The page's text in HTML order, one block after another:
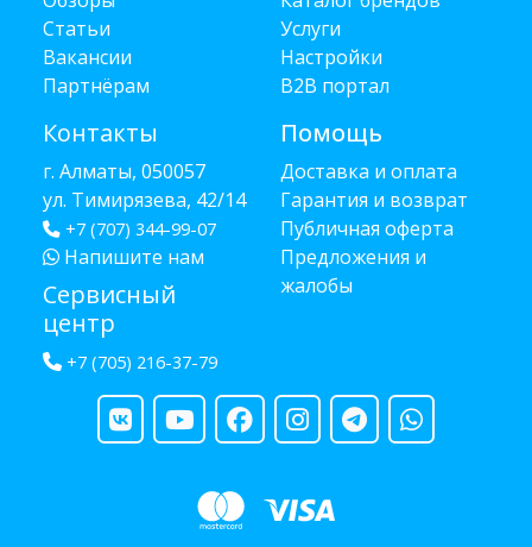
Статьи
Вакансии
Партнёрам
Контакты
г. Алматы, 050057
ул. Тимирязева, 42/14
+7 (707) 344-99-07
Напишите нам
Сервисный
центр
+7 (705) 216-37-79
Услуги
Настройки
B2B портал
Помощь
Доставка и оплата
Гарантия и возврат
Публичная оферта
Предложения и
жалобы